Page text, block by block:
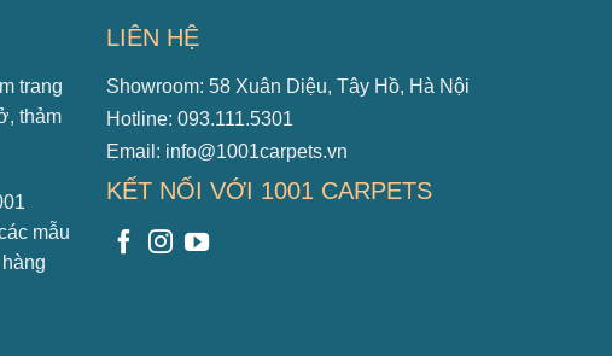
trang
thảm
mẫu
LIÊN HỆ
Showroom: 58 Xuân Diệu, Tây Hồ, Hà Nội
Hotline: 093.111.5301
Email: info@1001carpets.vn
KẾT NỐI VỚI 1001 CARPETS